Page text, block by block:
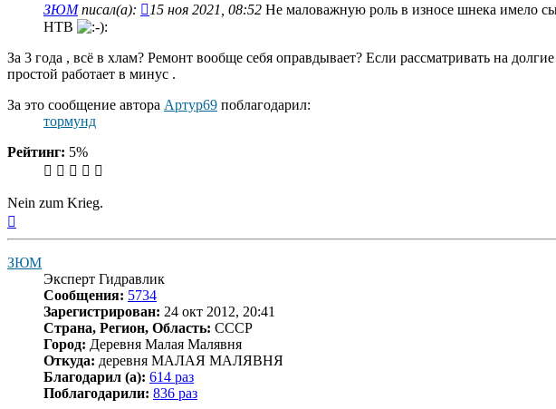
ЗЮМписал(а): 15 ноя 2021, 08:52 Не маловажную роль в износе шнека имело
НТВ
За 3 года , всё в хлам? Ремонт вообще себя оправдывает? Если рассматривать на
простой работает в минус .
За это сообщение автора Артур69 поблагодарил:
тормунд
Рейтинг: 5%
Nein zum Krieg.
ЗЮМ
Эксперт Гидравлик
Сообщения: 5734
Зарегистрирован: 24 окт 2012, 20:41
Страна, Регион, Область: СССР
Город: Деревня Малая Малявня
Откуда: деревня МАЛАЯ МАЛЯВНЯ
Благодарил (а): 614 раз
Поблагодарили: 836 раз